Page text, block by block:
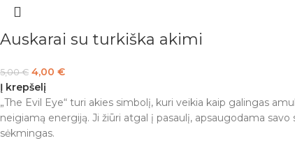
Auskarai su turkiška akimi
5,00€ 4,00 €
Į krepšelį
„The Evil Eye“ turi akies simbolį, kuri veikia kaip galingas
neigiamą energiją. Ji žiūri atgal į pasaulį, apsaugodama
sėkmingas.